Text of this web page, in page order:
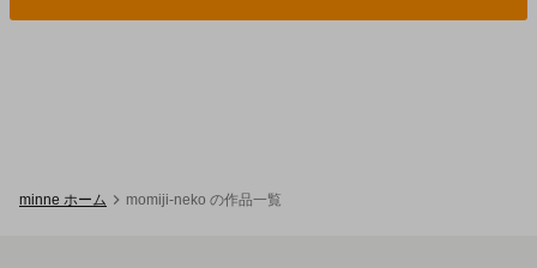
minne ホーム momiji-neko の作品一覧